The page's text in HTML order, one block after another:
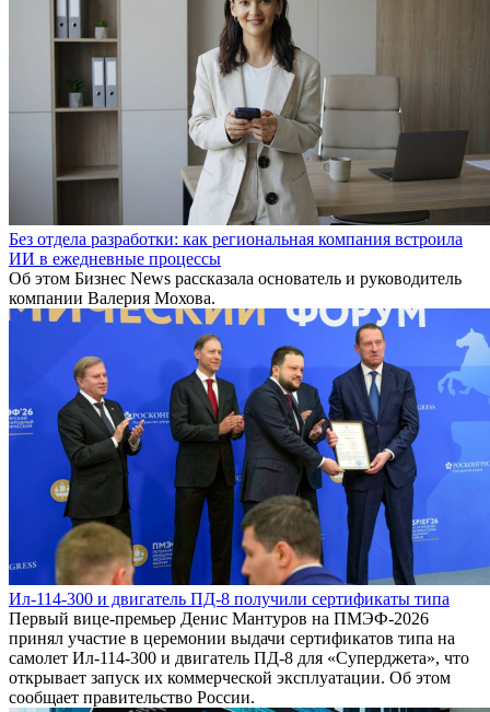
Без отдела разработки: как региональная компания встроила
ИИ в ежедневные процессы
Об этом Бизнес News рассказала основатель и руководитель
компании Валерия Мохова.
Ил-114-300 и двигатель ПД-8 получили сертификаты типа
Первый вице-премьер Денис Мантуров на ПМЭФ-2026
принял участие в церемонии выдачи сертификатов типа на
самолет Ил-114-300 и двигатель ПД-8 для «Суперджета», что
открывает запуск их коммерческой эксплуатации. Об этом
сообщает правительство России.